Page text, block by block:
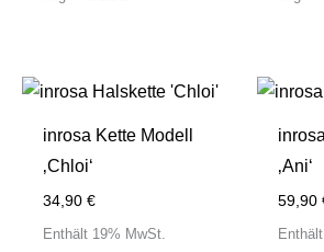
inrosa Kette Modell
‚Chloi‘
34,90€
Enthält 19% MwSt.
‚Ani‘
59,90